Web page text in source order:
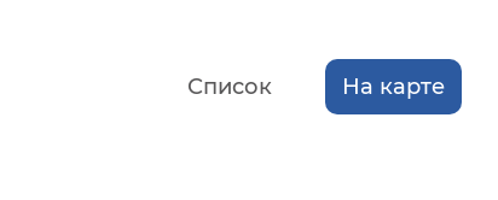
Список На карте